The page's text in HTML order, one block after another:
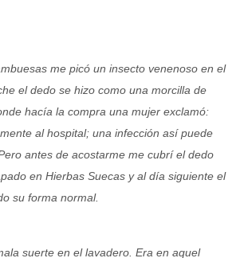
me picó un insecto venenoso en el
el dedo se hizo como una morcilla de
hacía la compra una mujer exclamó:
al hospital; una infección así puede
antes de acostarme me cubrí el dedo
en Hierbas Suecas y al día siguiente el
su forma normal.
suerte en el lavadero. Era en aquel